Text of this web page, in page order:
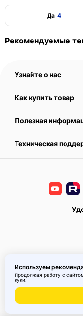
Да 4
Рекомендуемые
Узнайте о нас
Как купить товар
Полезная
Техническая
© 2026 MAI HE MAI.
Китая по
Используем
Продолжая работу с
куки.